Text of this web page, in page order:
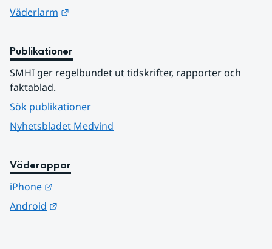
Väderlarm
Publikationer
SMHI ger regelbundet ut tidskrifter, rapporter och
faktablad.
Sök publikationer
Nyhetsbladet Medvind
Väderappar
iPhone
Android